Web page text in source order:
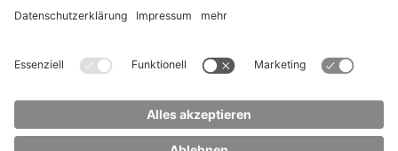
TransparenzgesetzKontakt